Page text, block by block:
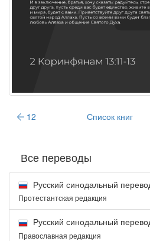
12 Список книг
Все переводы
Русский синодальный
Протестантская редакция
Русский синодальный
Православная редакция